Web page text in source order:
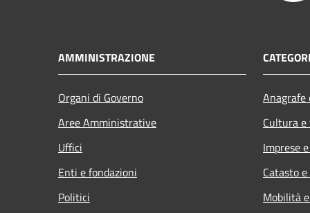
AMMINISTRAZIONE
Organi di Governo
Aree Amministrative
Uffici
Enti e fondazioni
Politici
Cultura
Imprese
Catasto
Mobilità